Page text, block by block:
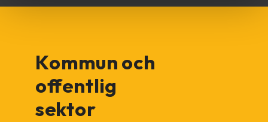
Kommun och
offentlig
sektor